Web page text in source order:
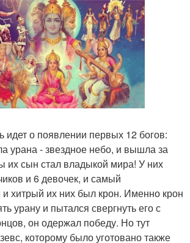
идет о появлении первых 12 богов:
урана - звездное небо, и вышла за
их сын стал владыкой мира! У них
и 6 девочек, и самый
хитрый их них был крон. Именно крон
урану и пытался свергнуть его с
он одержал победу. Но тут
которому было уготовано также